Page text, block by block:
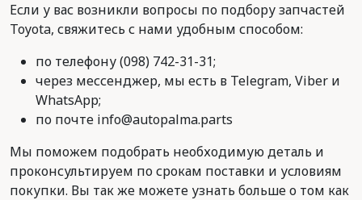
Если у вас возникли вопросы по подбору запчастей
Toyota, свяжитесь с нами удобным способом:
по телефону (098) 742-31-31;
через мессенджер, мы есть в Telegram, Viber и
WhatsApp;
по почте info@autopalma.parts
Мы поможем подобрать необходимую деталь и
проконсультируем по срокам поставки и условиям
покупки. Вы так же можете узнать больше о том как